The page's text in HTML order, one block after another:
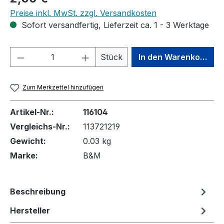
Preise inkl. MwSt. zzgl. Versandkosten
Sofort versandfertig, Lieferzeit ca. 1 - 3 Werktage
Produkt Anzahl: Gib den
Stück In den Warenkorb
Zum Merkzettel hinzufügen
Artikel-Nr.:
116104
Vergleichs-Nr.:
113721219
Gewicht:
0.03 kg
Marke:
B&M
Beschreibung
Hersteller